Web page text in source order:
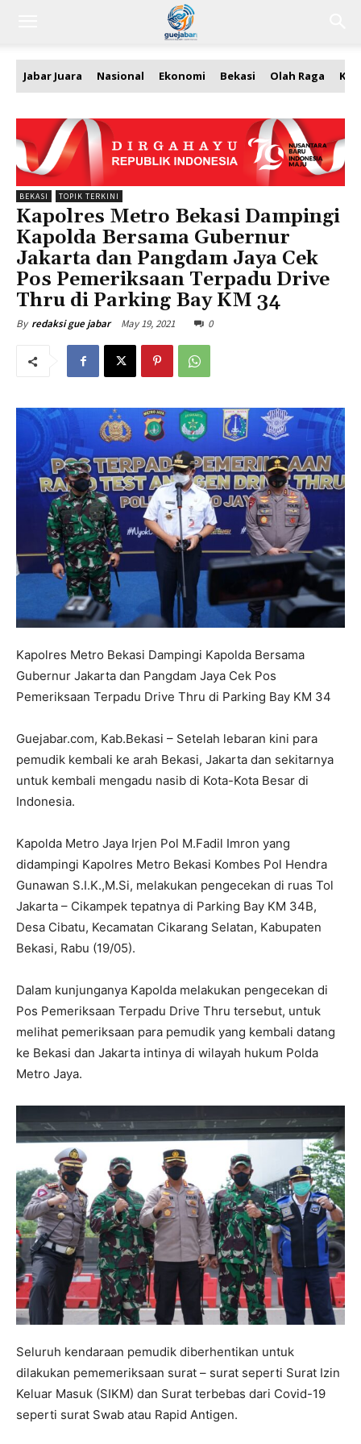
Jabar Juara Nasional Ekonomi Bekasi Olah Raga
BEKASI TOPIK TERKINI
Kapolres Metro Bekasi Dampingi
Kapolda Bersama Gubernur
Jakarta dan Pangdam Jaya Cek
Pos Pemeriksaan Terpadu Drive
Thru di Parking Bay KM 34
By redaksi gue jabar May 19, 2021 0
Kapolres Metro Bekasi Dampingi Kapolda Bersama
Gubernur Jakarta dan Pangdam Jaya Cek Pos
Pemeriksaan Terpadu Drive Thru di Parking Bay KM 34
Guejabar.com, Kab.Bekasi – Setelah lebaran kini para
pemudik kembali ke arah Bekasi, Jakarta dan sekitarnya
untuk kembali mengadu nasib di Kota-Kota Besar di
Indonesia.
Kapolda Metro Jaya Irjen Pol M.Fadil Imron yang
didampingi Kapolres Metro Bekasi Kombes Pol Hendra
Gunawan S.I.K.,M.Si, melakukan pengecekan di ruas Tol
Jakarta – Cikampek tepatnya di Parking Bay KM 34B,
Desa Cibatu, Kecamatan Cikarang Selatan, Kabupaten
Bekasi, Rabu (19/05).
Dalam kunjunganya Kapolda melakukan pengecekan di
Pos Pemeriksaan Terpadu Drive Thru tersebut, untuk
melihat pemeriksaan para pemudik yang kembali datang
ke Bekasi dan Jakarta intinya di wilayah hukum Polda
Metro Jaya.
Seluruh kendaraan pemudik diberhentikan untuk
dilakukan pememeriksaan surat – surat seperti Surat Izin
Keluar Masuk (SIKM) dan Surat terbebas dari Covid-19
seperti surat Swab atau Rapid Antigen.